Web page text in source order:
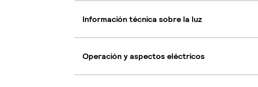
Información técnica sobre la luz
Operación y aspectos eléctricos